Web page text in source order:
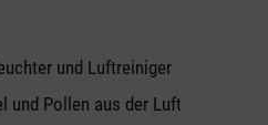
und Luftreiniger
und Pollen aus der Luft